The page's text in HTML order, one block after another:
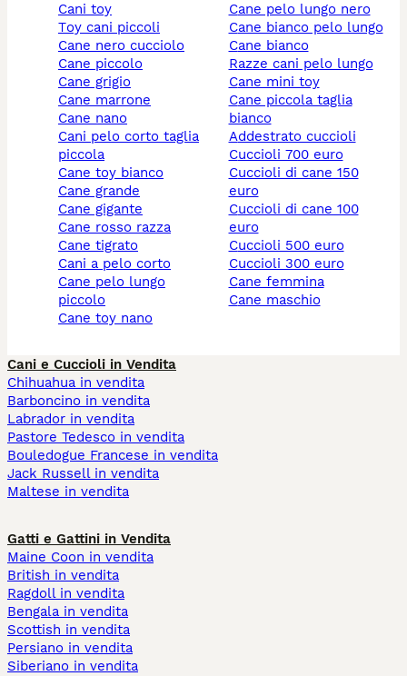
cani toy
toy cani piccoli
cane nero cucciolo
cane piccolo
cane grigio
cane marrone
cane nano
cani pelo corto taglia
piccola
cane toy bianco
cane grande
cane gigante
cane rosso razza
cane tigrato
cani a pelo corto
cane pelo lungo
piccolo
cane toy nano
cane pelo lungo nero
cane bianco pelo lungo
cane bianco
razze cani pelo lungo
cane mini toy
cane piccola taglia
bianco
addestrato cuccioli
cuccioli 700 euro
cuccioli di cane 150
euro
cuccioli di cane 100
euro
cuccioli 500 euro
cuccioli 300 euro
cane femmina
cane maschio
Cani e Cuccioli in Vendita
Chihuahua in vendita
Barboncino in vendita
Labrador in vendita
Pastore Tedesco in vendita
Bouledogue Francese in vendita
Jack Russell in vendita
Maltese in vendita
Gatti e Gattini in Vendita
Maine Coon in vendita
British in vendita
Ragdoll in vendita
Bengala in vendita
Scottish in vendita
Persiano in vendita
Siberiano in vendita